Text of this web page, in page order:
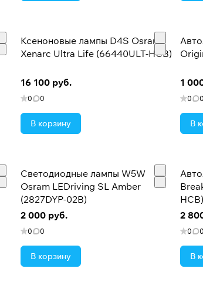
Ксеноновые лампы D4S Osram
Xenarc Ultra Life (66440ULT-HCB)
16 100 руб.
0 0
В корзину
1
0 0
В
Светодиодные лампы W5W
Osram LEDriving SL Amber
(2827DYP-02B)
2 000 руб.
0 0
В корзину
HCB)
2
0 0
В